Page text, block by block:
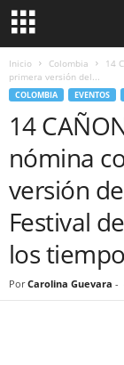
Inicio Colombia
14
primera versión del...
COLOMBIA EVENTOS
14
nómina
versión
Festival
los
Por Carolina Guevara -